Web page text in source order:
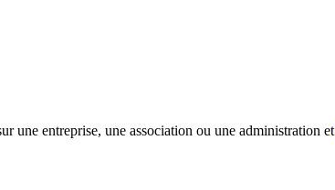
une entreprise, une association ou une administration et